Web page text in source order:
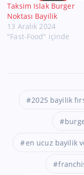
Taksim Islak Burger
Noktası Bayilik
13 Aralık 2024
"Fast-Food" içinde
2025 bayilik
en ucuz bayilik